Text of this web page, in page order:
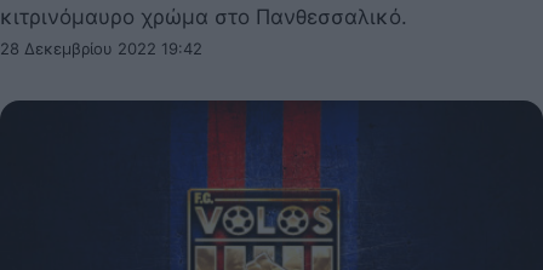
κιτρινόμαυρο χρώμα στο Πανθεσσαλικό.
28 Δεκεμβρίου 2022 19:42